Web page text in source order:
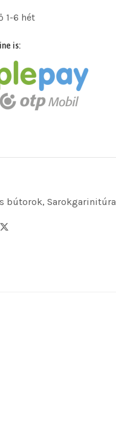
1-6 hét
is:
bútorok, Sarokgarinitúra